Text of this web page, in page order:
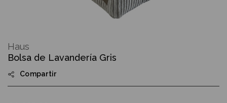
the
beginning
the
images
Bolsa de Lavandería Gris
Compartir
Haus